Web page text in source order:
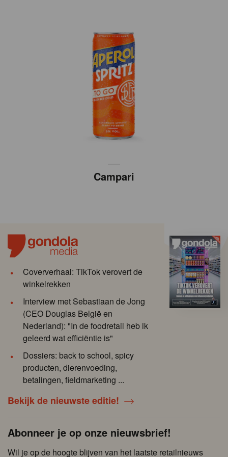
Campari
Coververhaal: TikTok verovert de
winkelrekken
Interview met Sebastiaan de Jong
(CEO Douglas België en
Nederland): "In de foodretail heb ik
geleerd wat efficiëntie is"
Dossiers: back to school, spicy
producten, dierenvoeding,
betalingen, fieldmarketing ...
Bekijk de nieuwste editie!
Abonneer je op onze nieuwsbrief!
Wil je op de hoogte blijven van het laatste retailnieuws